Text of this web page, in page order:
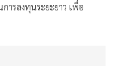
ารลงทุนระยะยาว เพื่อ